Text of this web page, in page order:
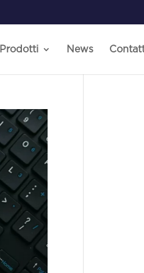
Prodotti News